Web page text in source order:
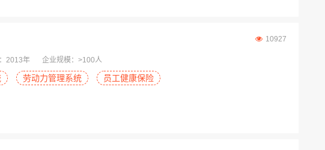
2013年 企业规模：>100人
劳动力管理系统 员工健康保险
10927